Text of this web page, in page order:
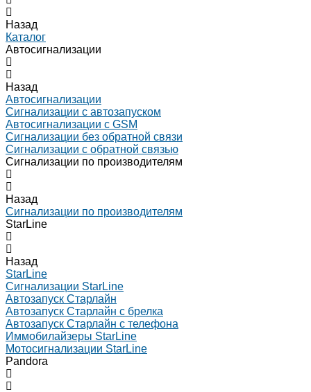
Назад
Каталог
Автосигнализации
Назад
Автосигнализации
Сигнализации с автозапуском
Автосигнализации с GSM
Сигнализации без обратной связи
Сигнализации с обратной связью
Сигнализации по производителям
Назад
Сигнализации по производителям
StarLine
Назад
StarLine
Сигнализации StarLine
Автозапуск Старлайн
Автозапуск Старлайн с брелка
Автозапуск Старлайн с телефона
Иммобилайзеры StarLine
Мотосигнализации StarLine
Pandora